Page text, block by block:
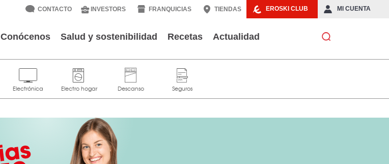
EROSKI CLUB MI CUENTA
CONTACTO INVESTORS FRANQUICIAS TIENDAS
Conócenos Salud y sostenibilidad Recetas Actualidad